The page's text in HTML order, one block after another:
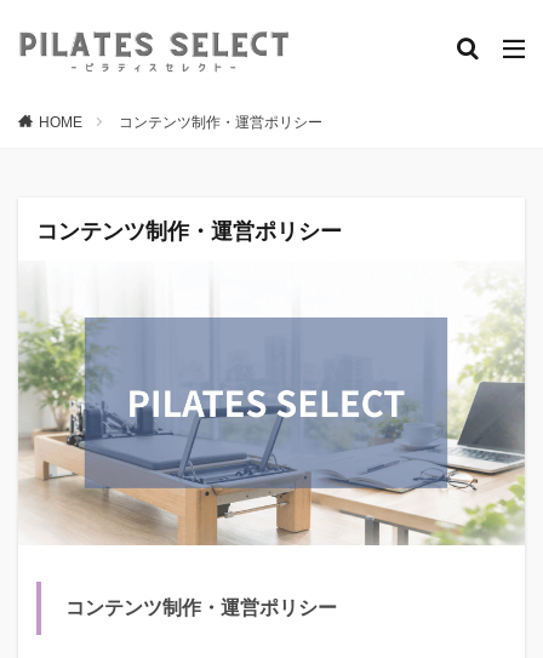
HOME コンテンツ制作・運営ポリシー
コンテンツ制作・運営ポリシー
コンテンツ制作・運営ポリシー